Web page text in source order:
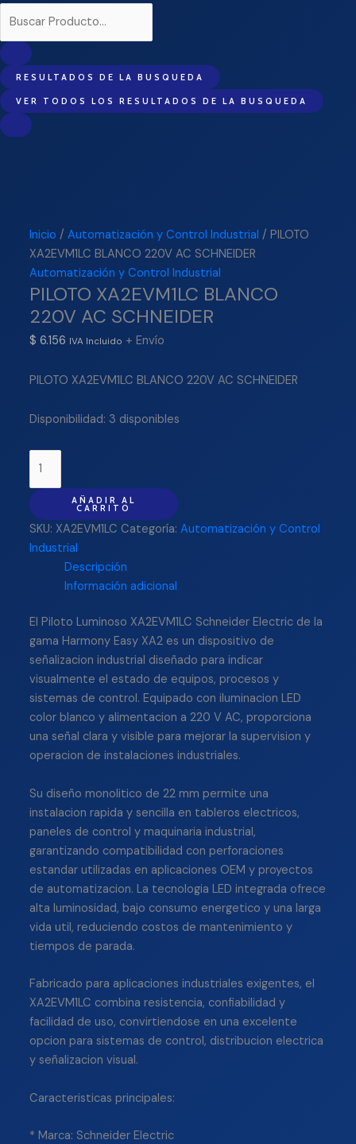
RESULTADOS DE LA BUSQUEDA
VER TODOS LOS RESULTADOS DE LA BUSQUEDA
Inicio /Automatización y Control Industrial / PILOTO
XA2EVM1LC BLANCO 220V AC SCHNEIDER
Automatización y Control Industrial
PILOTO XA2EVM1LC BLANCO
220V AC SCHNEIDER
$ 6.156 IVA Incluido + Envío
PILOTO XA2EVM1LC BLANCO 220V AC SCHNEIDER
Disponibilidad: 3 disponibles
AÑADIR AL
CARRITO
SKU: XA2EVM1LC Categoría:Automatización y Control
Industrial
Descripción
Información adicional
El Piloto Luminoso XA2EVM1LC Schneider Electric de la
gama Harmony Easy XA2 es un dispositivo de
señalizacion industrial diseñado para indicar
visualmente el estado de equipos, procesos y
sistemas de control. Equipado con iluminacion LED
color blanco y alimentacion a 220 V AC, proporciona
una señal clara y visible para mejorar la supervision y
operacion de instalaciones industriales.
Su diseño monolitico de 22 mm permite una
instalacion rapida y sencilla en tableros electricos,
paneles de control y maquinaria industrial,
garantizando compatibilidad con perforaciones
estandar utilizadas en aplicaciones OEM y proyectos
de automatizacion. La tecnologia LED integrada ofrece
alta luminosidad, bajo consumo energetico y una larga
vida util, reduciendo costos de mantenimiento y
tiempos de parada.
Fabricado para aplicaciones industriales exigentes, el
XA2EVM1LC combina resistencia, confiabilidad y
facilidad de uso, convirtiendose en una excelente
opcion para sistemas de control, distribucion electrica
y señalizacion visual.
Caracteristicas principales:
* Marca: Schneider Electric